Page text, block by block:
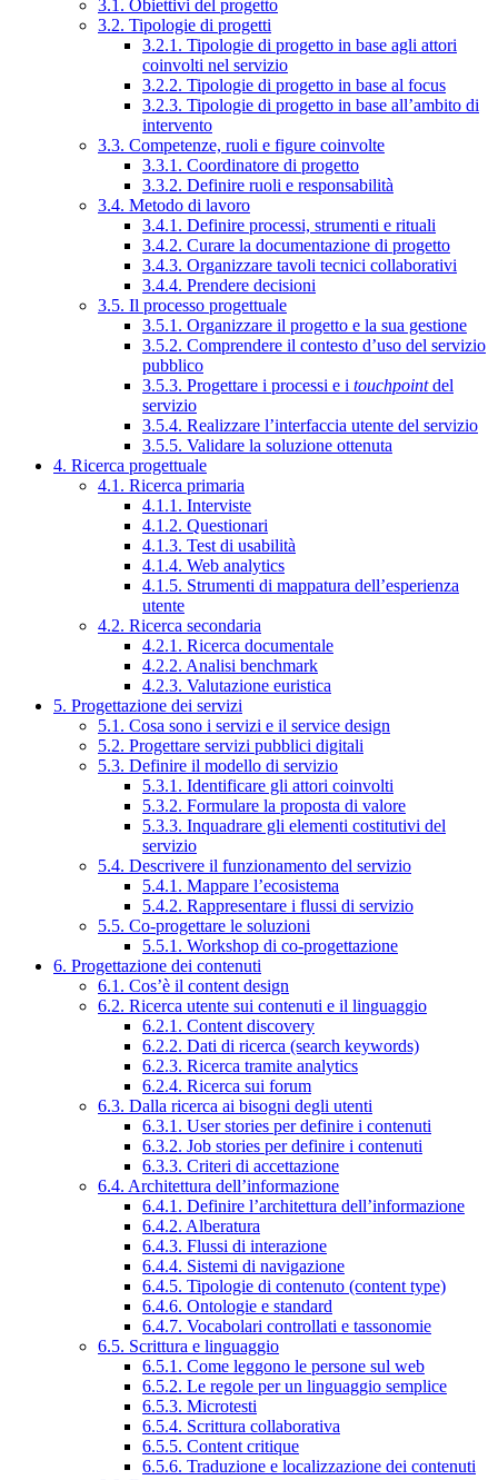
3.1. Obiettivi del progetto
3.2. Tipologie di progetti
3.2.1. Tipologie di progetto in base agli attori
coinvolti nel servizio
3.2.2. Tipologie di progetto in base al focus
3.2.3. Tipologie di progetto in base all’ambito di
intervento
3.3. Competenze, ruoli e figure coinvolte
3.3.1. Coordinatore di progetto
3.3.2. Definire ruoli e responsabilità
3.4. Metodo di lavoro
3.4.1. Definire processi, strumenti e rituali
3.4.2. Curare la documentazione di progetto
3.4.3. Organizzare tavoli tecnici collaborativi
3.4.4. Prendere decisioni
3.5. Il processo progettuale
3.5.1. Organizzare il progetto e la sua gestione
3.5.2. Comprendere il contesto d’uso del servizio
pubblico
3.5.3. Progettare i processi e i touchpointdel
servizio
3.5.4. Realizzare l’interfaccia utente del servizio
3.5.5. Validare la soluzione ottenuta
4. Ricerca progettuale
4.1. Ricerca primaria
4.1.1. Interviste
4.1.2. Questionari
4.1.3. Test di usabilità
4.1.4. Web analytics
4.1.5. Strumenti di mappatura dell’esperienza
utente
4.2. Ricerca secondaria
4.2.1. Ricerca documentale
4.2.2. Analisi benchmark
4.2.3. Valutazione euristica
5. Progettazione dei servizi
5.1. Cosa sono i servizi e il service design
5.2. Progettare servizi pubblici digitali
5.3. Definire il modello di servizio
5.3.1. Identificare gli attori coinvolti
5.3.2. Formulare la proposta di valore
5.3.3. Inquadrare gli elementi costitutivi del
servizio
5.4. Descrivere il funzionamento del servizio
5.4.1. Mappare l’ecosistema
5.4.2. Rappresentare i flussi di servizio
5.5. Co-progettare le soluzioni
5.5.1. Workshop di co-progettazione
6. Progettazione dei contenuti
6.1. Cos’è il content design
6.2. Ricerca utente sui contenuti e il linguaggio
6.2.1. Content discovery
6.2.2. Dati di ricerca (search keywords)
6.2.3. Ricerca tramite analytics
6.2.4. Ricerca sui forum
6.3. Dalla ricerca ai bisogni degli utenti
6.3.1. User stories per definire i contenuti
6.3.2. Job stories per definire i contenuti
6.3.3. Criteri di accettazione
6.4. Architettura dell’informazione
6.4.1. Definire l’architettura dell’informazione
6.4.2. Alberatura
6.4.3. Flussi di interazione
6.4.4. Sistemi di navigazione
6.4.5. Tipologie di contenuto (content type)
6.4.6. Ontologie e standard
6.4.7. Vocabolari controllati e tassonomie
6.5. Scrittura e linguaggio
6.5.1. Come leggono le persone sul web
6.5.2. Le regole per un linguaggio semplice
6.5.3. Microtesti
6.5.4. Scrittura collaborativa
6.5.5. Content critique
6.5.6. Traduzione e localizzazione dei contenuti